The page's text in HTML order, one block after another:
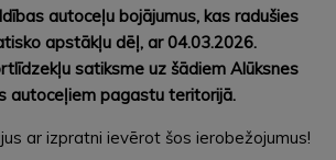
autoceļu bojājumus, kas radušies
apstākļu dēļ, ar 04.03.2026.
satiksme uz šādiem Alūksnes
autoceļiem pagastu teritorijā.
ar izpratni ievērot šos ierobežojumus!